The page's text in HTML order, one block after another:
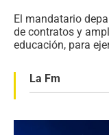
El mandatario
de contratos y
educación, para
La Fm